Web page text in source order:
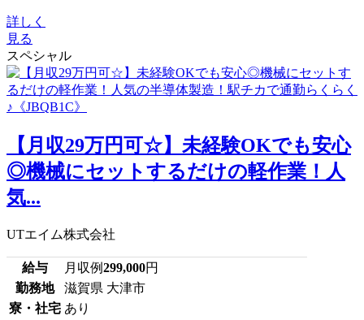
詳しく
見る
スペシャル
【月収29万円可☆】未経験OKでも安心
◎機械にセットするだけの軽作業！人
気...
UTエイム株式会社
給与 月収例299,000円
勤務地
滋賀県 大津市
寮・社宅 あり